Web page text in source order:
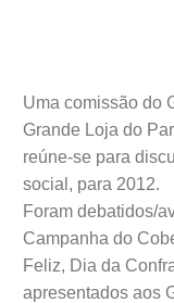
Uma comissão do
Grande Loja do
reúne-se para
social, para 2012.
Foram debatidos/
Campanha do
Feliz, Dia da
apresentados aos